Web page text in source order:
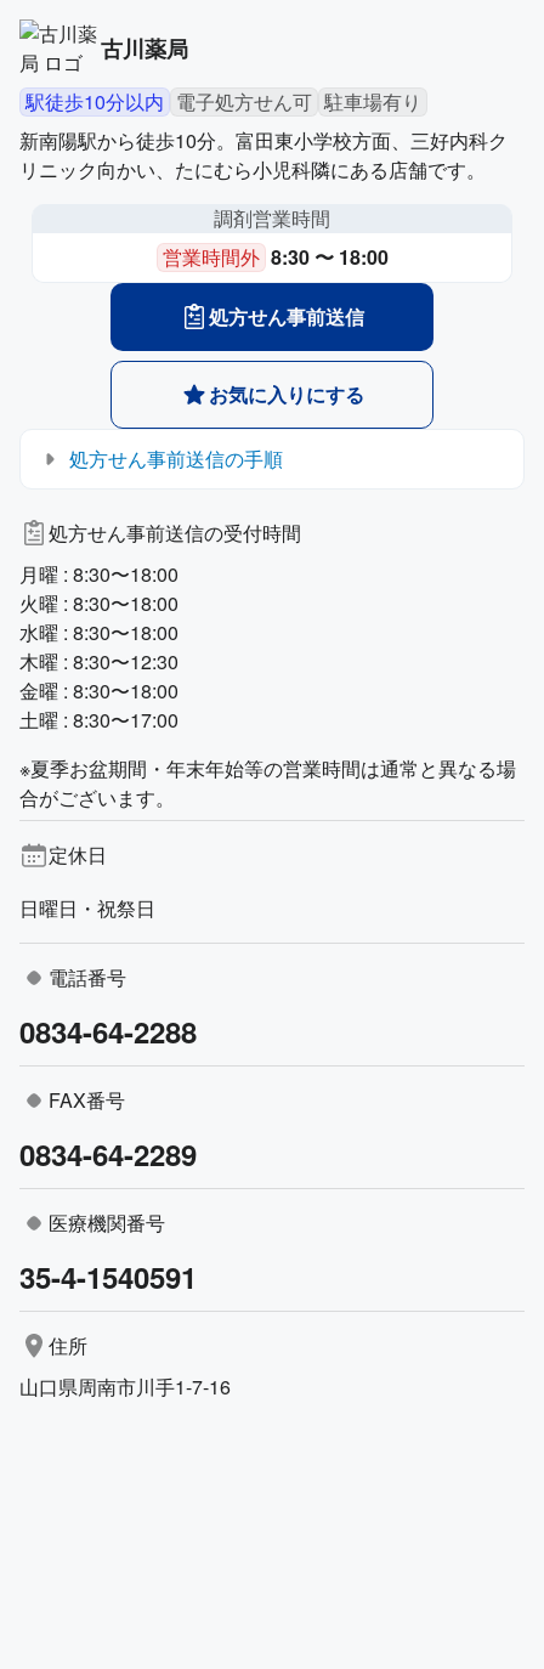
古川薬局
駅徒歩10分以内 電子処方せん可 駐車場有り
新南陽駅から徒歩10分。富田東小学校方面、三好内科ク
リニック向かい、たにむら小児科隣にある店舗です。
調剤営業時間
営業時間外 8:30 〜 18:00
処方せん事前送信
お気に入りにする
処方せん事前送信の手順
処方せん事前送信の受付時間
月曜 : 8:30〜18:00
火曜 : 8:30〜18:00
水曜 : 8:30〜18:00
木曜 : 8:30〜12:30
金曜 : 8:30〜18:00
土曜 : 8:30〜17:00
※夏季お盆期間・年末年始等の営業時間は通常と異なる場
合がございます。
定休日
日曜日・祝祭日
電話番号
0834-64-2288
FAX番号
0834-64-2289
医療機関番号
35-4-1540591
住所
山口県周南市川手1-7-16